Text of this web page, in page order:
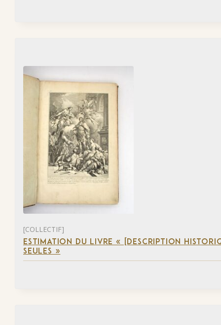
[COLLECTIF]
ESTIMATION DU LIVRE « [DESCRIPTION
SEULES »